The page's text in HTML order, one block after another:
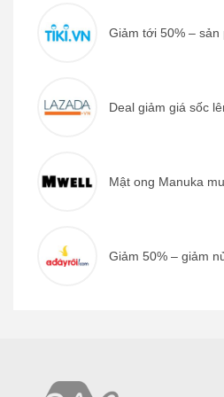
Giảm tới 50% – sản
Deal giảm giá sốc
Mật ong Manuka
Giảm 50% – giảm